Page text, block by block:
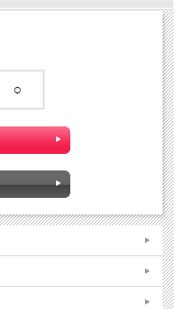
フェロール、水酸化Ａｌ、
、酸化鉄、黄４
イ酸、メチルトリメチコ
リレーツ／アクリル酸ステ
ラロウ炭化水素、ダイヤモ
ンゴ末、パール、ルビー
ｌ、セスキイソステアリン
、酸化鉄、赤２０２、グン
○